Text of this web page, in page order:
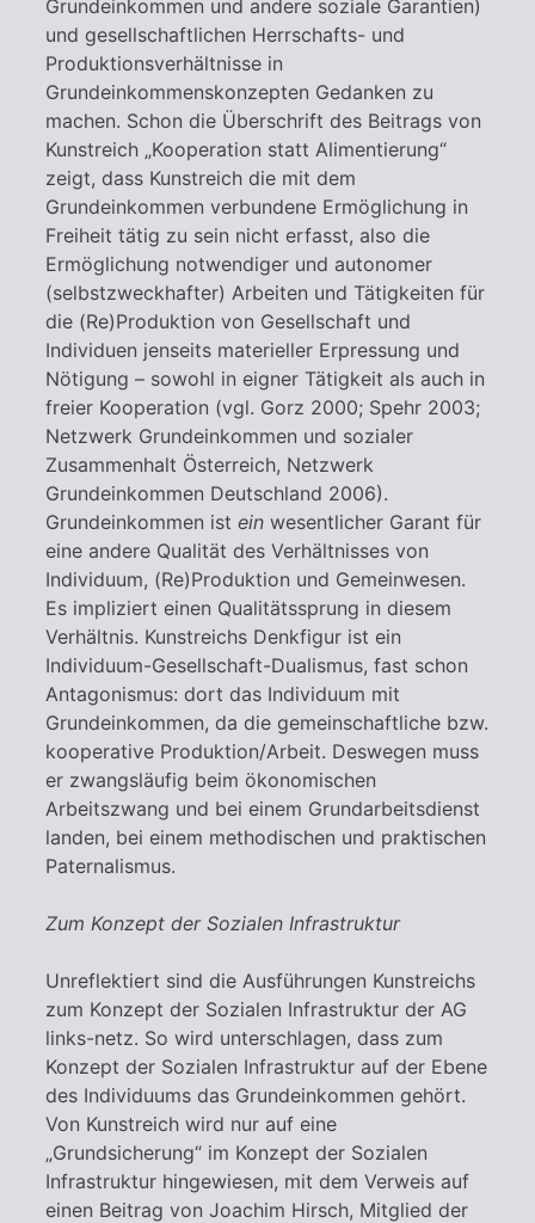
Grundeinkommen und andere soziale Garantien)
und gesellschaftlichen Herrschafts- und
Produktionsverhältnisse in
Grundeinkommenskonzepten Gedanken zu
machen. Schon die Überschrift des Beitrags von
Kunstreich „Kooperation statt Alimentierung“
zeigt, dass Kunstreich die mit dem
Grundeinkommen verbundene Ermöglichung in
Freiheit tätig zu sein nicht erfasst, also die
Ermöglichung notwendiger und autonomer
(selbstzweckhafter) Arbeiten und Tätigkeiten für
die (Re)Produktion von Gesellschaft und
Individuen jenseits materieller Erpressung und
Nötigung – sowohl in eigner Tätigkeit als auch in
freier Kooperation (vgl. Gorz 2000; Spehr 2003;
Netzwerk Grundeinkommen und sozialer
Zusammenhalt Österreich, Netzwerk
Grundeinkommen Deutschland 2006).
Grundeinkommen ist ein wesentlicher Garant für
eine andere Qualität des Verhältnisses von
Individuum, (Re)Produktion und Gemeinwesen.
Es impliziert einen Qualitätssprung in diesem
Verhältnis. Kunstreichs Denkfigur ist ein
Individuum-Gesellschaft-Dualismus, fast schon
Antagonismus: dort das Individuum mit
Grundeinkommen, da die gemeinschaftliche bzw.
kooperative Produktion/Arbeit. Deswegen muss
er zwangsläufig beim ökonomischen
Arbeitszwang und bei einem Grundarbeitsdienst
landen, bei einem methodischen und praktischen
Paternalismus.
Zum Konzept der Sozialen Infrastruktur
Unreflektiert sind die Ausführungen Kunstreichs
zum Konzept der Sozialen Infrastruktur der AG
links-netz. So wird unterschlagen, dass zum
Konzept der Sozialen Infrastruktur auf der Ebene
des Individuums das Grundeinkommen gehört.
Von Kunstreich wird nur auf eine
„Grundsicherung“ im Konzept der Sozialen
Infrastruktur hingewiesen, mit dem Verweis auf
einen Beitrag von Joachim Hirsch, Mitglied der